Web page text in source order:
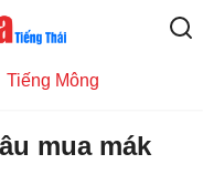
Tiếng Mông
mua mák